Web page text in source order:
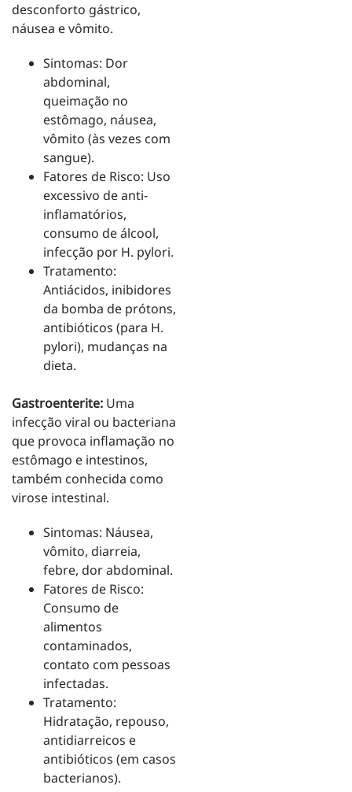
desconforto gástrico,
náusea e vômito.
Sintomas: Dor
abdominal,
queimação no
estômago, náusea,
vômito (às vezes com
sangue).
Fatores de Risco: Uso
excessivo de anti-
inflamatórios,
consumo de álcool,
infecção por H. pylori.
Tratamento:
Antiácidos, inibidores
da bomba de prótons,
antibióticos (para H.
pylori), mudanças na
dieta.
Gastroenterite: Uma
infecção viral ou bacteriana
que provoca inflamação no
estômago e intestinos,
também conhecida como
virose intestinal.
Sintomas: Náusea,
vômito, diarreia,
febre, dor abdominal.
Fatores de Risco:
Consumo de
alimentos
contaminados,
contato com pessoas
infectadas.
Tratamento:
Hidratação, repouso,
antidiarreicos e
antibióticos (em casos
bacterianos).